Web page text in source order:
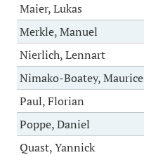
Maier, Lukas
Merkle, Manuel
Nierlich, Lennart
Nimako-Boatey, Maurice
Paul, Florian
Poppe, Daniel
Quast, Yannick